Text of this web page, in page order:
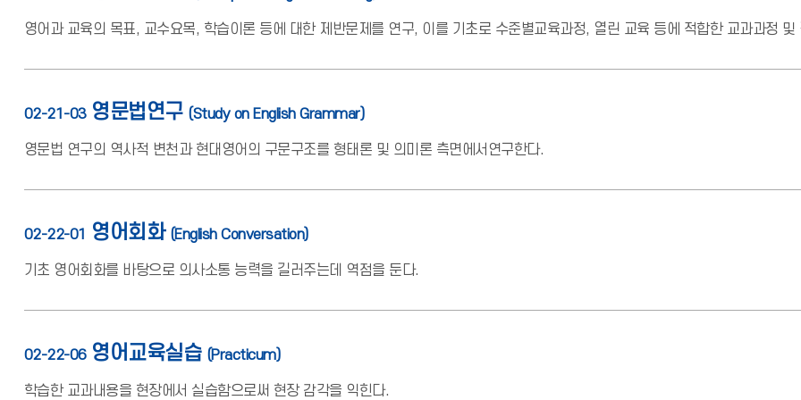
영어과 교육의 목표, 교수요목, 학습이론 등에 대한 제반문제를 연구, 이를 기초로 수준별교육과정, 열린 교육 등에 적합한 교과과정 및
02-21-03 영문법연구 (Study on English Grammar)
영문법 연구의 역사적 변천과 현대영어의 구문구조를 형태론 및 의미론 측면에서연구한다.
02-22-01 영어회화 (English Conversation)
기초 영어회화를 바탕으로 의사소통 능력을 길러주는데 역점을 둔다.
02-22-06 영어교육실습 (Practicum)
학습한 교과내용을 현장에서 실습함으로써 현장 감각을 익힌다.